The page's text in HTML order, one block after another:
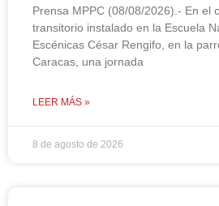
Prensa MPPC (08/08/2026).- En el
transitorio instalado en la Escuela
Escénicas César Rengifo, en la
Caracas, una jornada
LEER MÁS »
8 de agosto de 2026